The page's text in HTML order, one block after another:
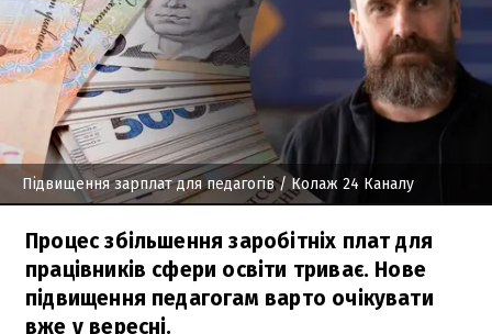
Підвищення зарплат для педагогів/ Колаж 24 Каналу
Процес збільшення заробітніх плат для
працівників сфери освіти триває. Нове
підвищення педагогам варто очікувати
вже у вересні.